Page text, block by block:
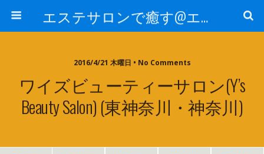
エステサロンで癒す@エステ～全国エステ情報
2016/4/21 木曜日 • No Comments
ワイズビューティーサロン(Y’s
Beauty Salon) (東神奈川・神奈川)